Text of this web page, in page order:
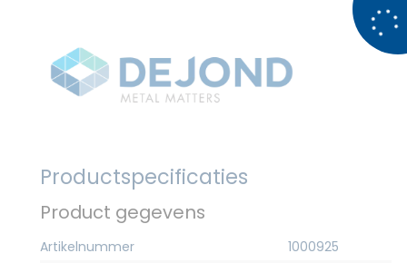
Productspecificaties
Product gegevens
Artikelnummer
1000925